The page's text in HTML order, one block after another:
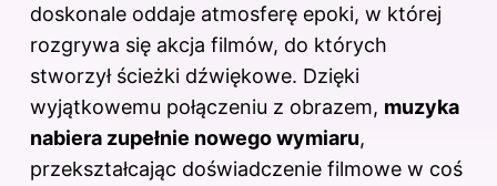
doskonale oddaje atmosferę epoki, w której
rozgrywa się akcja filmów, do których
stworzył ścieżki dźwiękowe. Dzięki
wyjątkowemu połączeniu z obrazem, muzyka
nabiera zupełnie nowego wymiaru,
przekształcając doświadczenie filmowe w coś